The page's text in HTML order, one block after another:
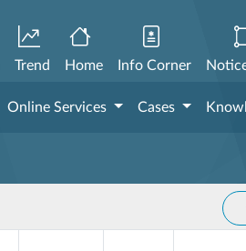
Trend Home Info Corner
Online Services Cases